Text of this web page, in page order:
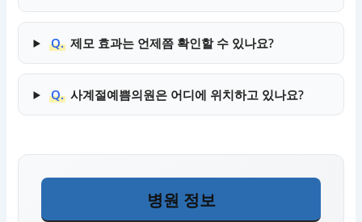
Q. 제모 효과는 언제쯤 확인할 수 있나요?
Q. 사계절예쁨의원은 어디에 위치하고 있나요?
병원 정보